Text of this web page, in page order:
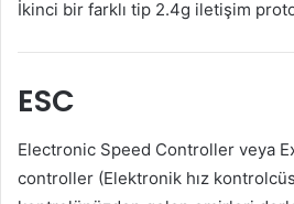
İkinci bir farklı tip 2.4g iletişim
ESC
Electronic Speed Controller veya
controller (Elektronik hız